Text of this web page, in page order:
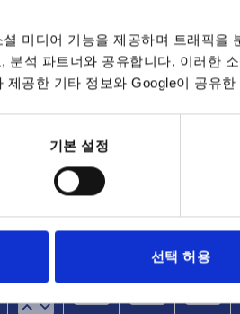
미디어 기능을 제공하며 트래픽을
분석 파트너와 공유합니다. 이러한
제공한 기타 정보와 Google이 공유
기본 설정
선택 허용
하중 N
됩니다. 주문 완료 전 마지막 단계에서 확정
품 색